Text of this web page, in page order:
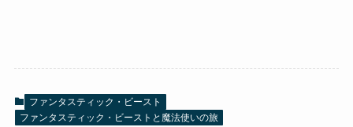
ファンタスティック・ビースト
ファンタスティック・ビーストと魔法使いの旅